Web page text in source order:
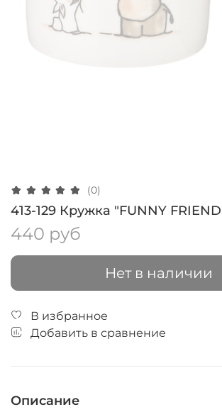
(0)
413-129 Кружка "FUNNY
440 руб
Нет в наличии
В избранное
Добавить в сравнение
Описание